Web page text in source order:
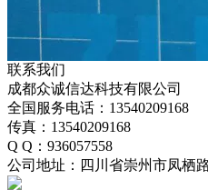
联系我们
成都众诚信达科技有限公司
全国服务电话：13540209168
传真：13540209168
Q Q：936057558
公司地址：四川省崇州市凤栖